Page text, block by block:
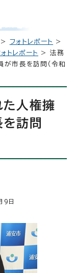
> フォトレポート
>
トレポート
> 法務
市長を訪問（令和
た人権擁
訪問
9日